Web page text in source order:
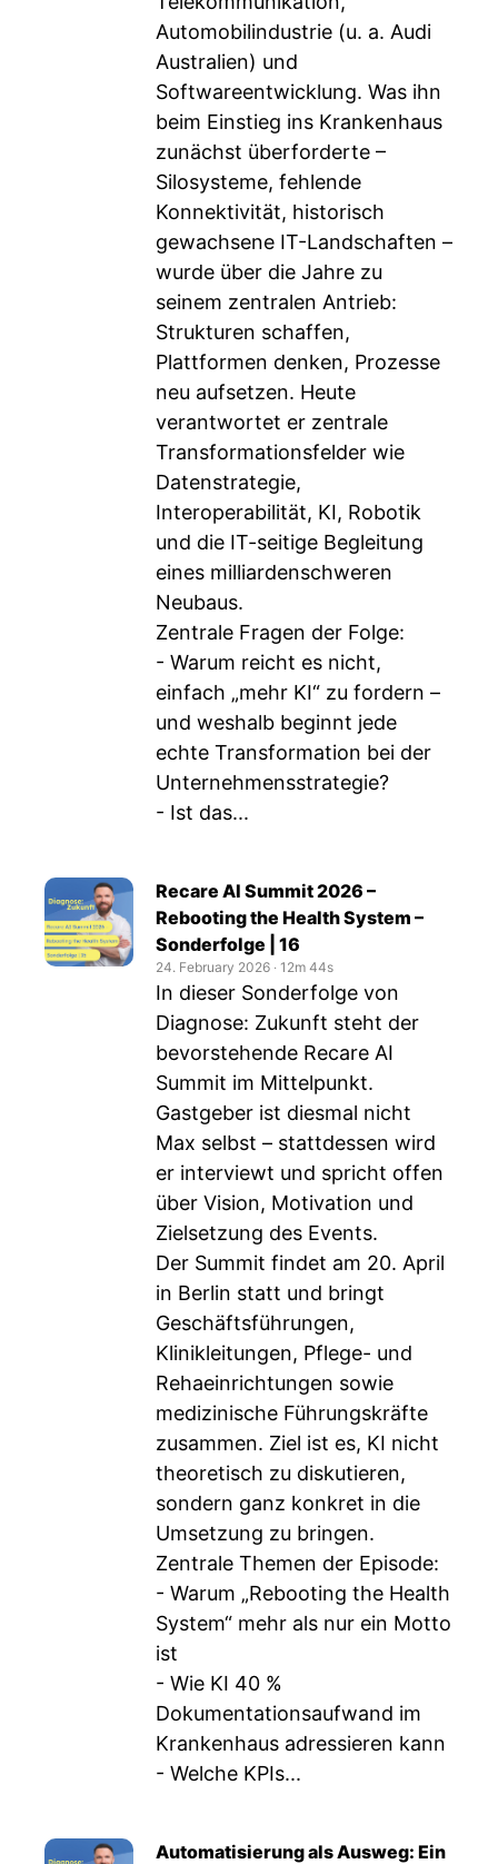
Automobilindustrie (u. a. Audi
Australien) und
Softwareentwicklung. Was ihn
beim Einstieg ins Krankenhaus
zunächst überforderte –
Silosysteme, fehlende
Konnektivität, historisch
gewachsene IT-Landschaften –
wurde über die Jahre zu
seinem zentralen Antrieb:
Strukturen schaffen,
Plattformen denken, Prozesse
neu aufsetzen. Heute
verantwortet er zentrale
Transformationsfelder wie
Datenstrategie,
Interoperabilität, KI, Robotik
und die IT-seitige Begleitung
eines milliardenschweren
Neubaus.
Zentrale Fragen der Folge:
- Warum reicht es nicht,
einfach „mehr KI“ zu fordern –
und weshalb beginnt jede
echte Transformation bei der
Unternehmensstrategie?
- Ist das...
Recare AI Summit 2026 –
Rebooting the Health System –
Sonderfolge | 16
24. February 2026 ‧ 12m 44s
In dieser Sonderfolge von
Diagnose: Zukunft steht der
bevorstehende Recare AI
Summit im Mittelpunkt.
Gastgeber ist diesmal nicht
Max selbst – stattdessen wird
er interviewt und spricht offen
über Vision, Motivation und
Zielsetzung des Events.
Der Summit findet am 20. April
in Berlin statt und bringt
Geschäftsführungen,
Klinikleitungen, Pflege- und
Rehaeinrichtungen sowie
medizinische Führungskräfte
zusammen. Ziel ist es, KI nicht
theoretisch zu diskutieren,
sondern ganz konkret in die
Umsetzung zu bringen.
Zentrale Themen der Episode:
- Warum „Rebooting the Health
System“ mehr als nur ein Motto
ist
- Wie KI 40 %
Dokumentationsaufwand im
Krankenhaus adressieren kann
- Welche KPIs...
Automatisierung als Ausweg: Ein